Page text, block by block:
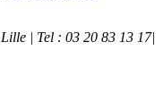
| Tel : 03 20 83 13 17|